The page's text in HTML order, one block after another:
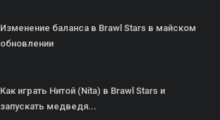
Изменение баланса в Brawl Stars в майском
обновлении
Как играть Нитой (Nita) в Brawl Stars и
запускать медведя...